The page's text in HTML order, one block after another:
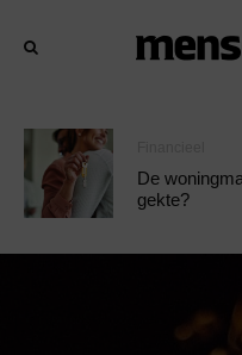
De
gekte?